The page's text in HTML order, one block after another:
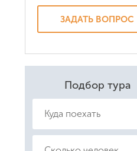
ЗАДАТЬ ВОПРОС
Подбор тура